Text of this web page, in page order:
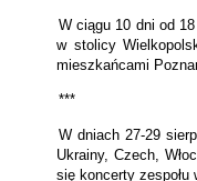
W ciągu 10 dni od
w stolicy
mieszkańcami
***
W dniach 27-29
Ukrainy, Czech,
się koncerty zespołu